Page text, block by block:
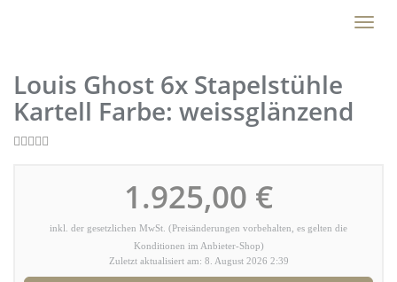
Toggle
Louis Ghost 6x Stapelstühle
Kartell Farbe: weissglänzend
1.925,00 €
inkl. der gesetzlichen MwSt. (Preisänderungen vorbehalten, es gelten die
Konditionen im Anbieter-Shop)
Zuletzt aktualisiert am: 8. August 2026 2:39